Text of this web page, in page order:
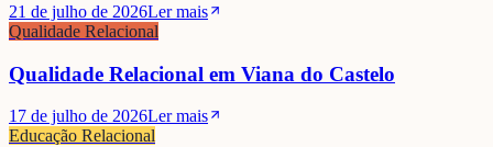
21 de julho de 2026Ler mais
Qualidade Relacional
Qualidade Relacional em Viana do Castelo
17 de julho de 2026Ler mais
Educação Relacional